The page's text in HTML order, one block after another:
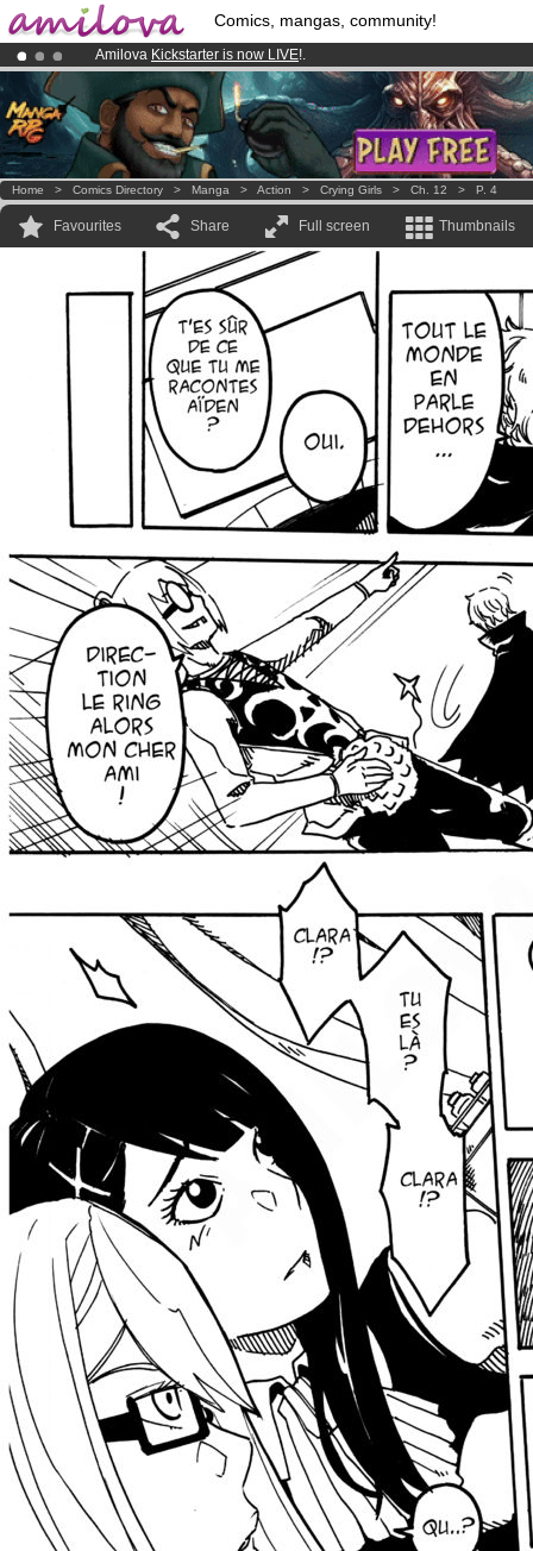
Comics, mangas, community!
Amilova Kickstarter is now LIVE!.
Premium membership from3.95 eurosper month !Get membership
Already 100000 membersand 1000 comics & mangas!.
Home > Comics Directory > Manga > Action > Crying Girls > Ch. 12 > P. 4
Favourites Share Full screen Thumbnails